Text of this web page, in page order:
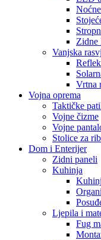
Zidne
Vanjska
Vrtna
Vojna oprema
Taktičke
Vojne čizme
Vojne
Stolice za
Dom i Enterijer
Zidni paneli
Kuhinja
Ljepila i
Fug